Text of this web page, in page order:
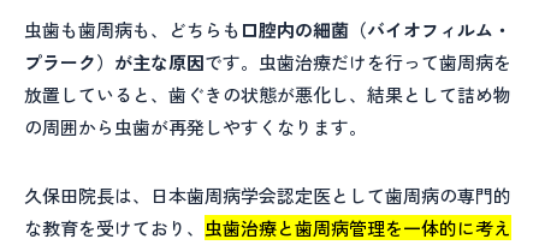
虫歯も歯周病も、どちらも口腔内の細菌（バイオフィルム・
プラーク）が主な原因です。虫歯治療だけを行って歯周病を
放置していると、歯ぐきの状態が悪化し、結果として詰め物
の周囲から虫歯が再発しやすくなります。
久保田院長は、日本歯周病学会認定医として歯周病の専門的
な教育を受けており、 虫歯治療と歯周病管理を一体的に考え